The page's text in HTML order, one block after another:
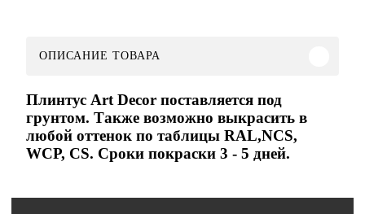
ОПИСАНИЕ ТОВАРА
Плинтус Art Decor поставляется под
грунтом. Также возможно выкрасить в
любой оттенок по таблицы RAL,NCS,
WCP, CS. Сроки покраски 3 - 5 дней.